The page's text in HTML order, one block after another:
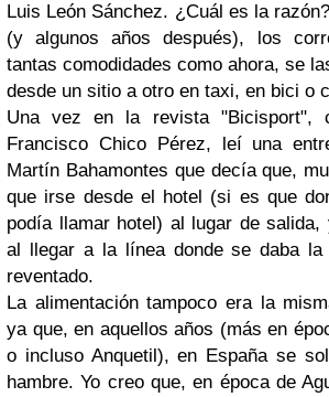
Luis León Sánchez. ¿Cuál es la
(y algunos años después), los
tantas comodidades como ahora, se
desde un sitio a otro en taxi, en bici o
Una vez en la revista "Bicisport",
Francisco Chico Pérez, leí una
Martín Bahamontes que decía que,
que irse desde el hotel (si es que
podía llamar hotel) al lugar de salida,
al llegar a la línea donde se daba la
reventado.
La alimentación tampoco era la
ya que, en aquellos años (más en
o incluso Anquetil), en España se
hambre. Yo creo que, en época de